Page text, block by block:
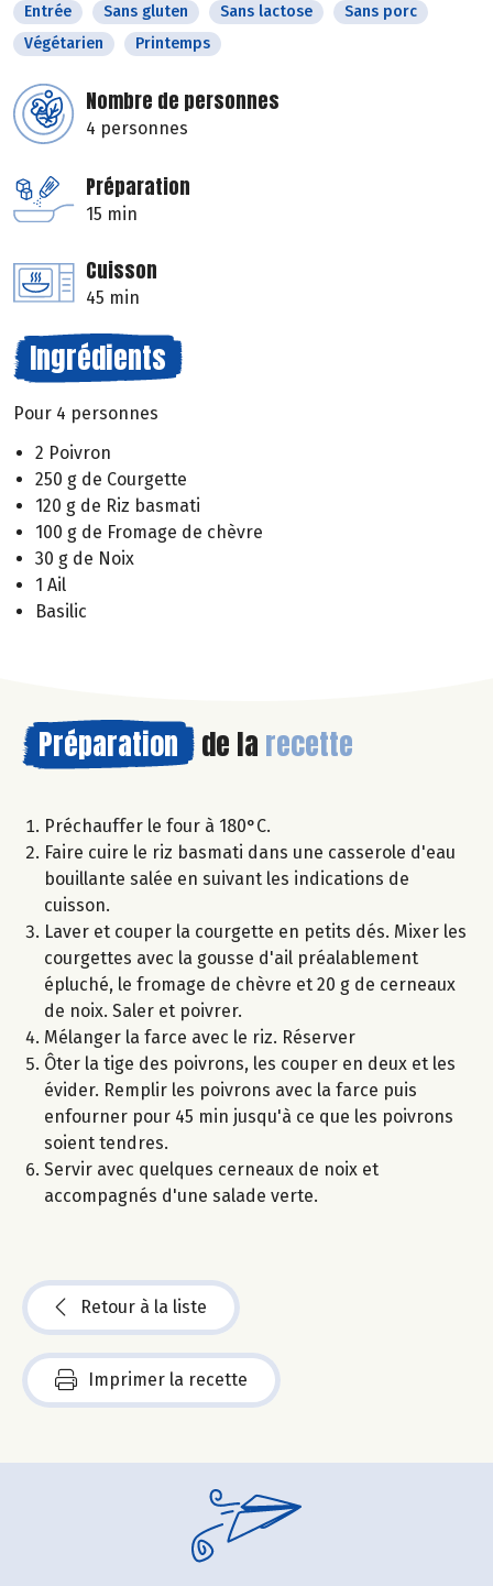
Entrée Sans gluten Sans lactose
Sans porc
Végétarien
Printemps
Nombre de personnes
4 personnes
Préparation
15 min
Cuisson
45 min
Ingrédients
Pour 4 personnes
2 Poivron
250 g de Courgette
120 g de Riz basmati
100 g de Fromage de chèvre
30 g de Noix
1 Ail
Basilic
Préparation de la recette
Préchauffer le four à 180°C.
Faire cuire le riz basmati dans une casserole d'eau
bouillante salée en suivant les indications de
cuisson.
Laver et couper la courgette en petits dés. Mixer les
courgettes avec la gousse d'ail préalablement
épluché, le fromage de chèvre et 20 g de cerneaux
de noix. Saler et poivrer.
Mélanger la farce avec le riz. Réserver
Ôter la tige des poivrons, les couper en deux et les
évider. Remplir les poivrons avec la farce puis
enfourner pour 45 min jusqu'à ce que les poivrons
soient tendres.
Servir avec quelques cerneaux de noix et
accompagnés d'une salade verte.
Retour à la liste
Imprimer la recette